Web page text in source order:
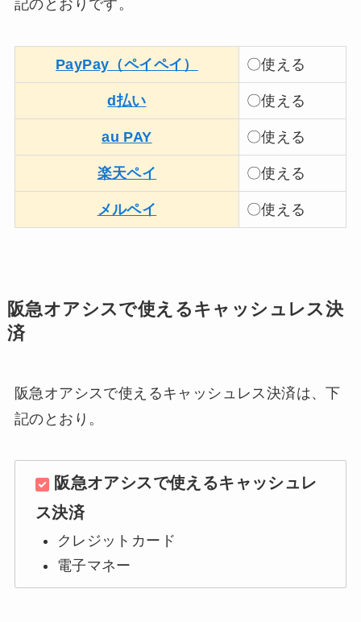
記のとおりです。
PayPay（ペイペイ） 〇使える
d払い 〇使える
au PAY 〇使える
楽天ペイ 〇使える
メルペイ 〇使える
阪急オアシスで使えるキャッシュレス決
済
阪急オアシスで使えるキャッシュレス決済は、下
記のとおり。
阪急オアシスで使えるキャッシュレ
ス決済
クレジットカード
電子マネー